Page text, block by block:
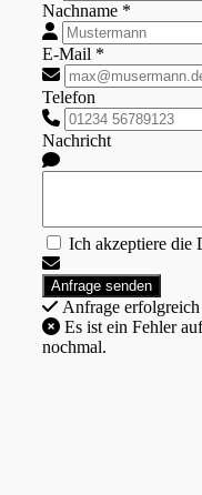
Nachname *
E-Mail *
Telefon
Nachricht
Ich akzeptiere die
Anfrage erfolgreich
nochmal.